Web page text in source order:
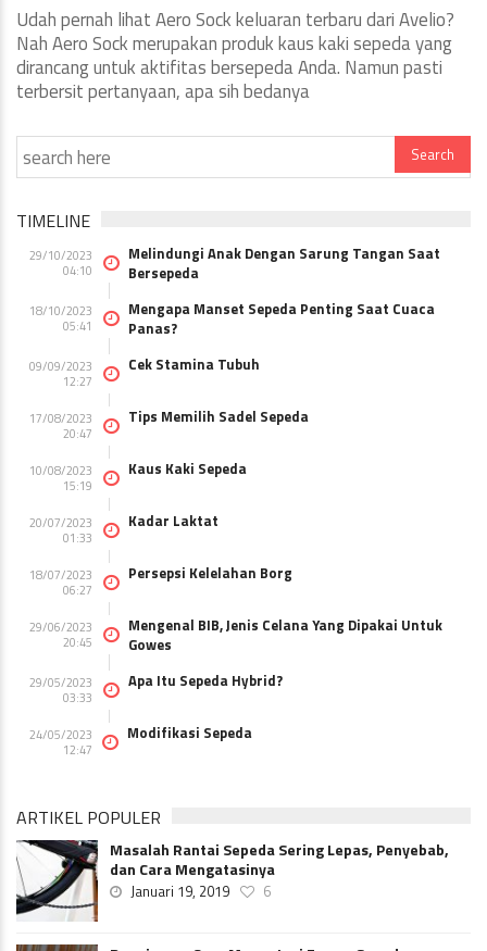
Udah pernah lihat Aero Sock keluaran terbaru dari Avelio?
Nah Aero Sock merupakan produk kaus kaki sepeda yang
dirancang untuk aktifitas bersepeda Anda. Namun pasti
terbersit pertanyaan, apa sih bedanya
TIMELINE
29/10/2023
04:10
Melindungi Anak Dengan Sarung Tangan Saat
Bersepeda
18/10/2023
05:41
Mengapa Manset Sepeda Penting Saat Cuaca
Panas?
09/09/2023
12:27
Cek Stamina Tubuh
17/08/2023
20:47
Tips Memilih Sadel Sepeda
10/08/2023
15:19
Kaus Kaki Sepeda
20/07/2023
01:33
Kadar Laktat
18/07/2023
06:27
Persepsi Kelelahan Borg
29/06/2023
20:45
Mengenal BIB, Jenis Celana Yang Dipakai Untuk
Gowes
29/05/2023
03:33
Apa Itu Sepeda Hybrid?
24/05/2023
12:47
Modifikasi Sepeda
ARTIKEL POPULER
Masalah Rantai Sepeda Sering Lepas, Penyebab,
dan Cara Mengatasinya
Januari 19, 2019 6